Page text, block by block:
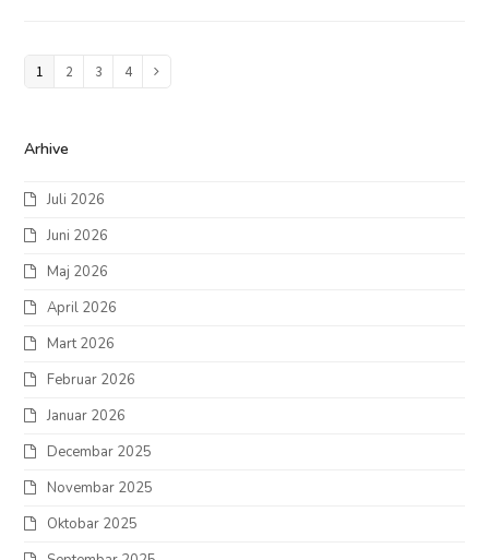
Page
1 Page
2 Page
3 Page
4
Arhive
Juli 2026
Juni 2026
Maj 2026
April 2026
Mart 2026
Februar 2026
Januar 2026
Decembar 2025
Novembar 2025
Oktobar 2025